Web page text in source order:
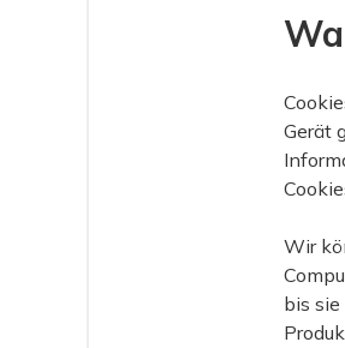
Gerät
Wir
bis